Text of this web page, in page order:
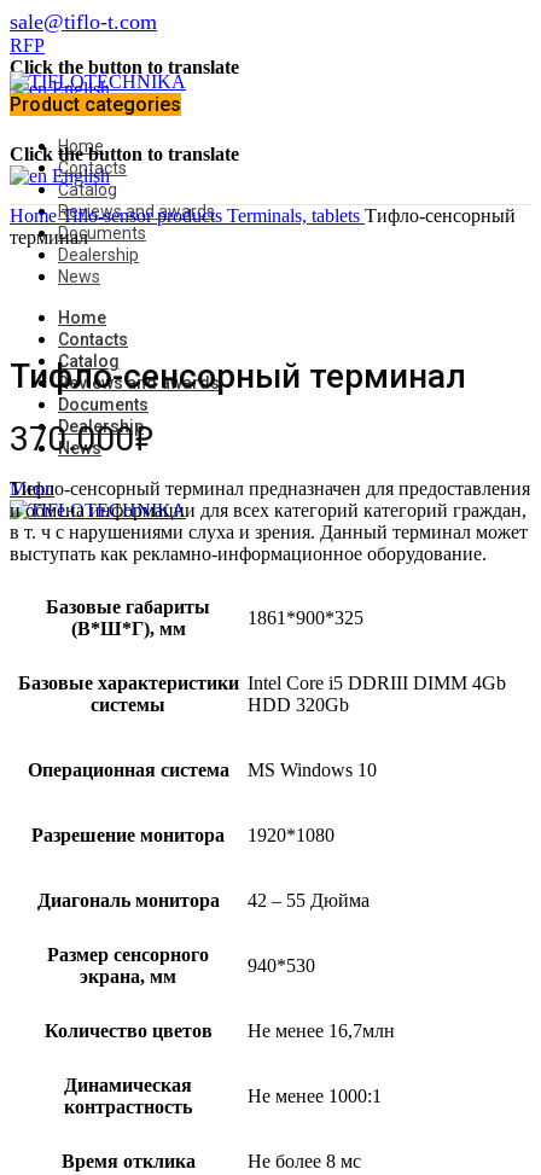
sale@tiflo-t.com
RFP
Click the button to translate
English
Product categories
Home
Contacts
Catalog
Reviews and awards
Documents
Dealership
News
Home
Contacts
Catalog
Reviews and awards
Documents
Dealership
News
Menu
Click the button to translate
English
HomeTiflo-sensor products Terminals, tablets Тифло-сенсорный
терминал
Тифло-сенсорный терминал
370.000₽
Тифло-сенсорный терминал предназначен для предоставления
и обмена информации для всех категорий категорий граждан,
в т. ч с нарушениями слуха и зрения. Данный терминал может
выступать как рекламно-информационное оборудование.
Базовые габариты
(В*Ш*Г), мм
1861*900*325
Базовые характеристики
системы
Intel Core i5 DDRIII DIMM 4Gb
HDD 320Gb
Операционная система MS Windows 10
Разрешение монитора 1920*1080
Диагональ монитора 42 – 55 Дюйма
Размер сенсорного
экрана, мм
940*530
Количество цветов Не менее 16,7млн
Динамическая
контрастность
Не менее 1000:1
Время отклика Не более 8 мс